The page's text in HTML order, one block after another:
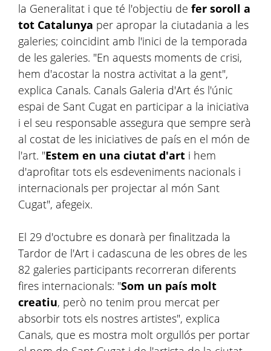
la Generalitat i que té l'objectiu de fer soroll a
tot Catalunya per apropar la ciutadania a les
galeries; coincidint amb l'inici de la temporada
de les galeries. "En aquests moments de crisi,
hem d'acostar la nostra activitat a la gent",
explica Canals. Canals Galeria d'Art és l'únic
espai de Sant Cugat en participar a la iniciativa
i el seu responsable assegura que sempre serà
al costat de les iniciatives de país en el món de
l'art. "Estem en una ciutat d'art i hem
d'aprofitar tots els esdeveniments nacionals i
internacionals per projectar al món Sant
Cugat", afegeix.
El 29 d'octubre es donarà per finalitzada la
Tardor de l'Art i cadascuna de les obres de les
82 galeries participants recorreran diferents
fires internacionals: "Som un país molt
creatiu, però no tenim prou mercat per
absorbir tots els nostres artistes", explica
Canals, que es mostra molt orgullós per portar